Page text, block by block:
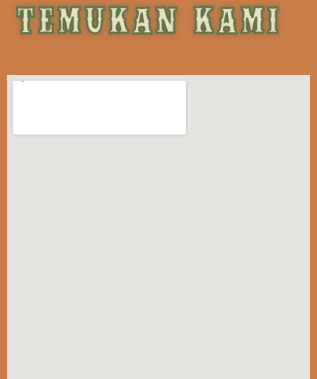
TEMUKAN KAMI!